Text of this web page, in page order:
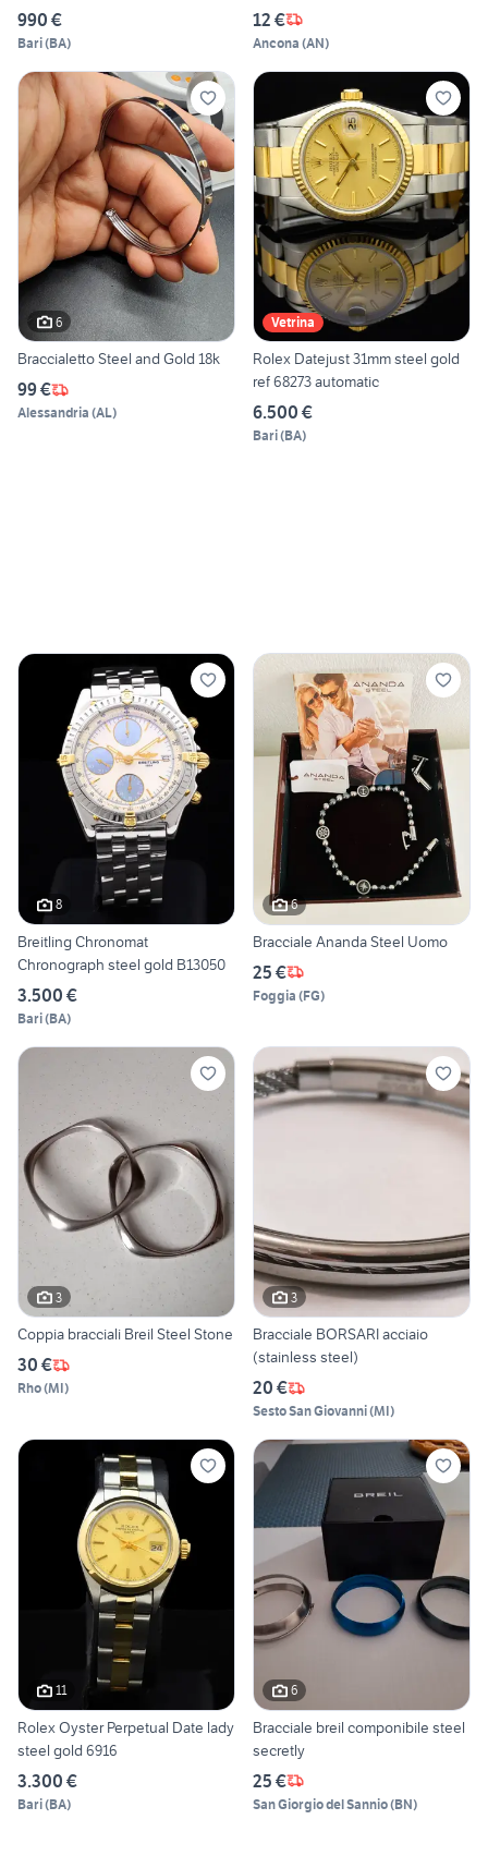
990 €
Bari(BA)
12 €
Ancona (AN)
6
Braccialetto Steel and Gold 18k
99 €
Alessandria (AL)
Vetrina
Rolex Datejust 31mm steel gold
ref 68273 automatic
6.500 €
Bari(BA)
8
Breitling Chronomat
Chronograph steel gold B13050
3.500 €
Bari(BA)
6
Bracciale Ananda Steel Uomo
25 €
Foggia (FG)
3
Coppia bracciali Breil Steel Stone
30 €
Rho(MI)
3
Bracciale BORSARI acciaio
(stainless steel)
20 €
Sesto San Giovanni(MI)
11
Rolex Oyster Perpetual Date lady
steel gold 6916
3.300 €
Bari(BA)
6
Bracciale breil componibile steel
secretly
25 €
San Giorgio del Sannio(BN)